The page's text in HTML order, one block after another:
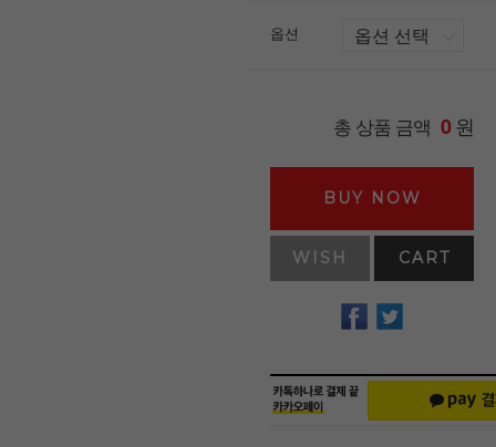
옵션
총 상품 금액 0원
BUY NOW
WISH CART